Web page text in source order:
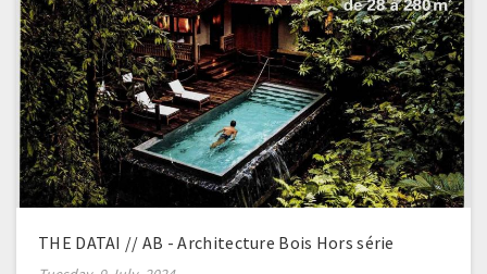
THE DATAI // AB - Architecture Bois Hors série